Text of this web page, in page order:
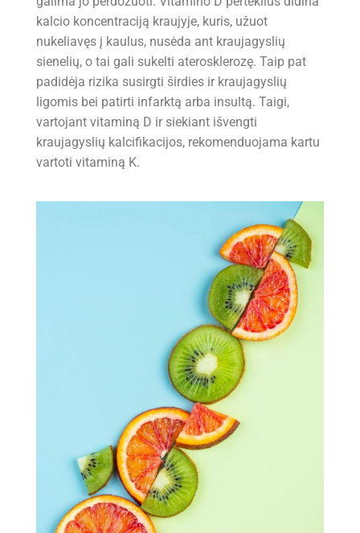
kalcio koncentraciją kraujyje, kuris, užuot
nukeliavęs į kaulus, nusėda ant kraujagyslių
sienelių, o tai gali sukelti aterosklerozę. Taip pat
padidėja rizika susirgti širdies ir kraujagyslių
ligomis bei patirti infarktą arba insultą. Taigi,
vartojant vitaminą D ir siekiant išvengti
kraujagyslių kalcifikacijos, rekomenduojama kartu
vartoti vitaminą K.